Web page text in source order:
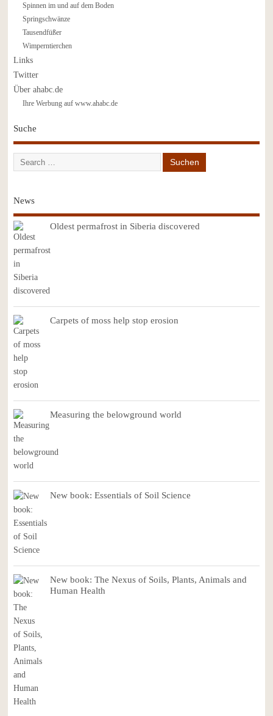
Spinnen im und auf dem Boden
Springschwänze
Tausendfüßer
Wimperntierchen
Links
Twitter
Über ahabc.de
Ihre Werbung auf www.ahabc.de
Suche
News
Oldest permafrost in Siberia discovered
Carpets of moss help stop erosion
Measuring the belowground world
New book: Essentials of Soil Science
New book: The Nexus of Soils, Plants, Animals and
Human Health